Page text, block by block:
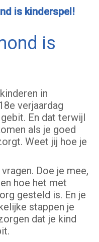
is kinderspel!
is
in
verjaardag
En dat terwijl
als je goed
Weet jij hoe je
Doe je mee,
hoe het met
gesteld is. En je
stappen je
dat je kind